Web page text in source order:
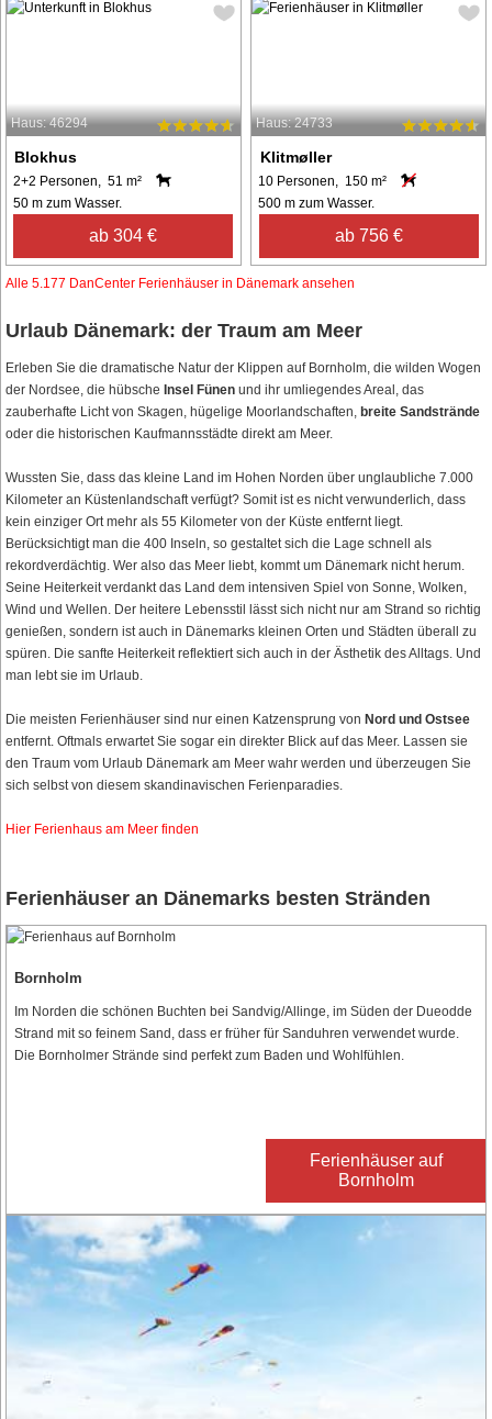
Haus: 46294
Blokhus
2+2 Personen, 51 m²
50 m zum Wasser.
ab 304 €
Haus: 24733
Klitmøller
10 Personen, 150 m²
500 m zum Wasser.
ab 756 €
Alle 5.177 DanCenter Ferienhäuser in Dänemark ansehen
Urlaub Dänemark: der Traum am Meer
Erleben Sie die dramatische Natur der Klippen auf Bornholm, die wilden Wogen
der Nordsee, die hübsche Insel Fünen und ihr umliegendes Areal, das
zauberhafte Licht von Skagen, hügelige Moorlandschaften, breite Sandstrände
oder die historischen Kaufmannsstädte direkt am Meer.
Wussten Sie, dass das kleine Land im Hohen Norden über unglaubliche 7.000
Kilometer an Küstenlandschaft verfügt? Somit ist es nicht verwunderlich, dass
kein einziger Ort mehr als 55 Kilometer von der Küste entfernt liegt.
Berücksichtigt man die 400 Inseln, so gestaltet sich die Lage schnell als
rekordverdächtig. Wer also das Meer liebt, kommt um Dänemark nicht herum.
Seine Heiterkeit verdankt das Land dem intensiven Spiel von Sonne, Wolken,
Wind und Wellen. Der heitere Lebensstil lässt sich nicht nur am Strand so richtig
genießen, sondern ist auch in Dänemarks kleinen Orten und Städten überall zu
spüren. Die sanfte Heiterkeit reflektiert sich auch in der Ästhetik des Alltags. Und
man lebt sie im Urlaub.
Die meisten Ferienhäuser sind nur einen Katzensprung von Nord und Ostsee
entfernt. Oftmals erwartet Sie sogar ein direkter Blick auf das Meer. Lassen sie
den Traum vom Urlaub Dänemark am Meer wahr werden und überzeugen Sie
sich selbst von diesem skandinavischen Ferienparadies.
Hier Ferienhaus am Meer finden
Ferienhäuser an Dänemarks besten Stränden
Bornholm
Im Norden die schönen Buchten bei Sandvig/Allinge, im Süden der Dueodde
Strand mit so feinem Sand, dass er früher für Sanduhren verwendet wurde.
Die Bornholmer Strände sind perfekt zum Baden und Wohlfühlen.
Ferienhäuser auf
Bornholm